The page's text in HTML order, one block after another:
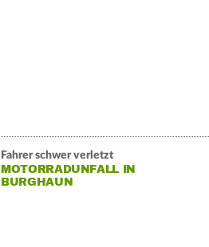
Fahrer schwer verletzt
MOTORRADUNFALL IN
BURGHAUN